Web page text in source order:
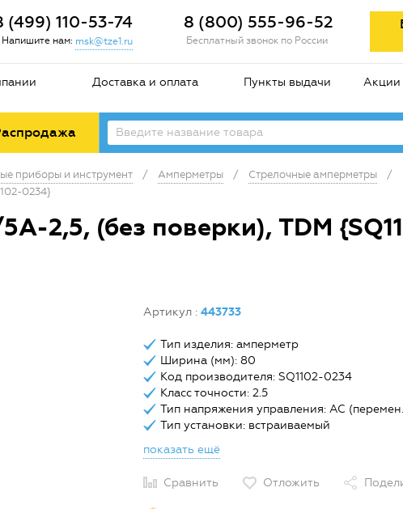
(499) 110-53-74
Напишите нам: msk@tze1.ru
8 (800) 555-96-52
Бесплатный звонок по России
Доставка и оплата Пункты выдачи Акции
приборы и инструмент / Амперметры / Стрелочные амперметры
/
0234}
2,5, (без поверки), TDM
Артикул : 443733
Тип изделия: амперметр
Ширина (мм): 80
Код производителя: SQ1102-0234
Класс точности: 2.5
Тип напряжения управления: AC
Тип установки: встраиваемый
показать ещё
Сравнить Отложить